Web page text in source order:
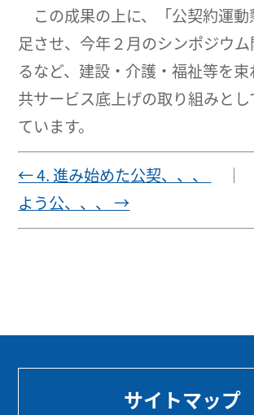
この成果の上に、「公契約運
足させ、今年２月のシンポジウ
るなど、建設・介護・福祉等を
共サービス底上げの取り組みと
ています。
← 4. 進み始めた公契、、、 ｜
よう公、、、 →
サイトマップ